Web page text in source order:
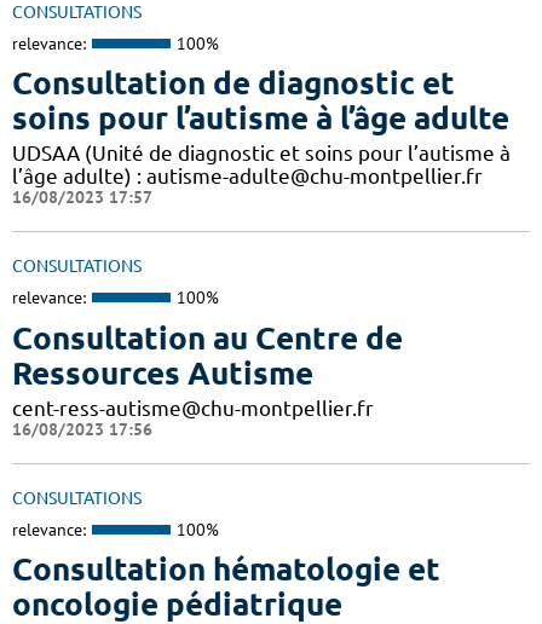
CONSULTATIONS
relevance: 100%
Consultation de diagnostic et
soins pour l’autisme à l’âge adulte
UDSAA (Unité de diagnostic et soins pour l’autisme à
l’âge adulte) : autisme-adulte@chu-montpellier.fr
16/08/2023 17:57
CONSULTATIONS
relevance: 100%
Consultation au Centre de
Ressources Autisme
cent-ress-autisme@chu-montpellier.fr
16/08/2023 17:56
CONSULTATIONS
relevance: 100%
Consultation hématologie et
oncologie pédiatrique